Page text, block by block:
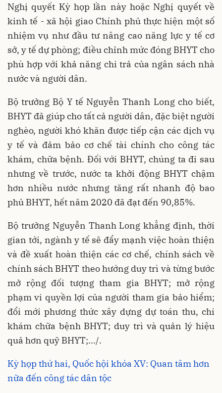
Nghị quyết Kỳ họp lần này hoặc Nghị quyết về
kinh tế - xã hội giao Chính phủ thực hiện một số
nhiệm vụ như đầu tư nâng cao năng lực y tế cơ
sở, y tế dự phòng; điều chỉnh mức đóng BHYT cho
phù hợp với khả năng chi trả của ngân sách nhà
nước và người dân.
Bộ trưởng Bộ Y tế Nguyễn Thanh Long cho biết,
BHYT đã giúp cho tất cả người dân, đặc biệt người
nghèo, người khó khăn được tiếp cận các dịch vụ
y tế và đảm bảo cơ chế tài chính cho công tác
khám, chữa bệnh. Đối với BHYT, chúng ta đi sau
nhưng về trước, nước ta khởi động BHYT chậm
hơn nhiều nước nhưng tăng rất nhanh độ bao
phủ BHYT, hết năm 2020 đã đạt đến 90,85%.
Bộ trưởng Nguyễn Thanh Long khẳng định, thời
gian tới, ngành y tế sẽ đẩy mạnh việc hoàn thiện
và đề xuất hoàn thiện các cơ chế, chính sách về
chính sách BHYT theo hướng duy trì và từng bước
mở rộng đối tượng tham gia BHYT; mở rộng
phạm vi quyền lợi của người tham gia bảo hiểm;
đổi mới phương thức xây dựng dự toán thu, chi
khám chữa bệnh BHYT; duy trì và quản lý hiệu
quả hơn quỹ BHYT;.../.
Kỳ họp thứ hai, Quốc hội khóa XV: Quan tâm hơn
nữa đến công tác dân tộc